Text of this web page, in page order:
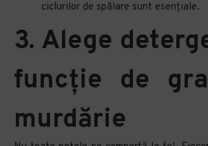
ciclurilor de spălare sunt esențiale.
3. Alege
funcție de
murdărie